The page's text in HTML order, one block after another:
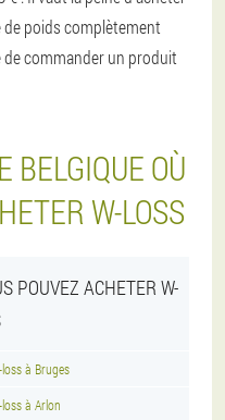
poids complètement
commander un produit
BELGIQUE OÙ
W-LOSS
POUVEZ ACHETER W-
loss à Bruges
loss à Arlon